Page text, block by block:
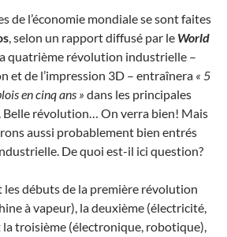
de l’économie mondiale se sont faites
, selon un rapport diffusé par le World
quatrième révolution industrielle –
et de l’impression 3D – entraînera « 5
en cinq ans » dans les principales
Belle révolution… On verra bien! Mais
aussi probablement bien entrés
De quoi est-il ici question?
les débuts de la première révolution
à vapeur), la deuxième (électricité,
la troisième (électronique, robotique),